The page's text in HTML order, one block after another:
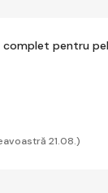
complet pentru
21.08.)